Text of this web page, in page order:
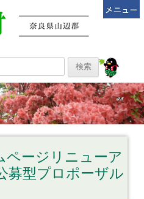
ページリニューア
募型プロポーザル